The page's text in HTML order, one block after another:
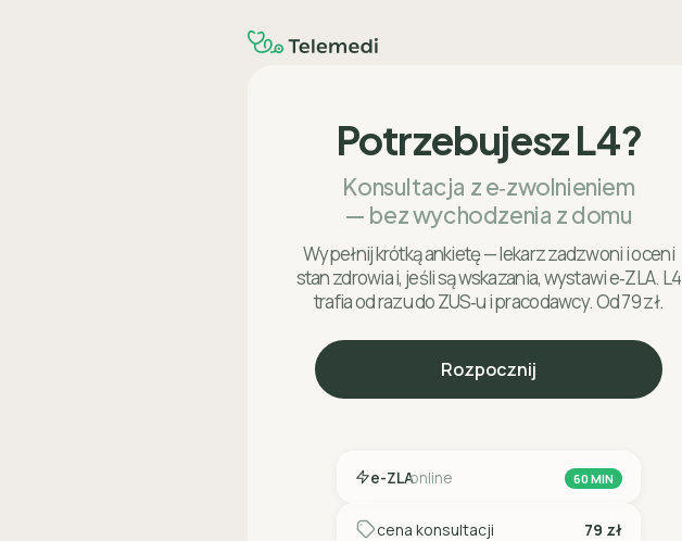
Potrzebujesz L4?
Konsultacja z e‑zwolnieniem
— bez wychodzenia z domu
Wypełnij krótką ankietę — lekarz zadzwoni i oceni
stan zdrowia i, jeśli są wskazania, wystawi e‑ZLA. L4
trafia od razu do ZUS‑u i pracodawcy. Od 79 zł.
Rozpocznij
e-ZLAonline 60 MIN
cena konsultacji 79 zł